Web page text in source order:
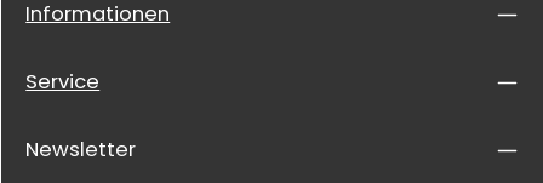
Informationen
Service
Newsletter